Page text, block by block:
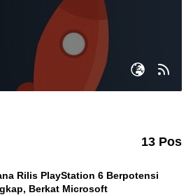
13 Pos
Rilis PlayStation 6 Berpotensi
Berkat Microsoft